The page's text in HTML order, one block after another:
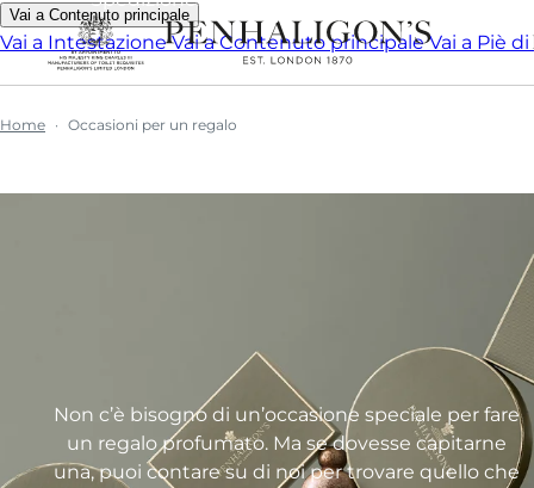
Vai a Contenuto principale
Vai a IntestazioneVai a Contenuto principaleVai a Piè
Home Occasioni per un regalo
Non c’è bisogno di un’occasione speciale per fare
un regalo profumato. Ma se dovesse capitarne
una, puoi contare su di noi per trovare quello che